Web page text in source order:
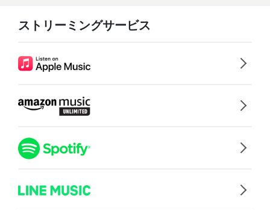
ストリーミングサービス